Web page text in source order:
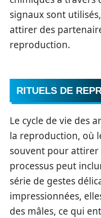
signaux sont
attirer des
reproduction.
RITUELS DE
Le cycle de vie des
la reproduction, où
souvent pour attirer
processus peut
série de gestes
impressionnées,
des mâles, ce qui